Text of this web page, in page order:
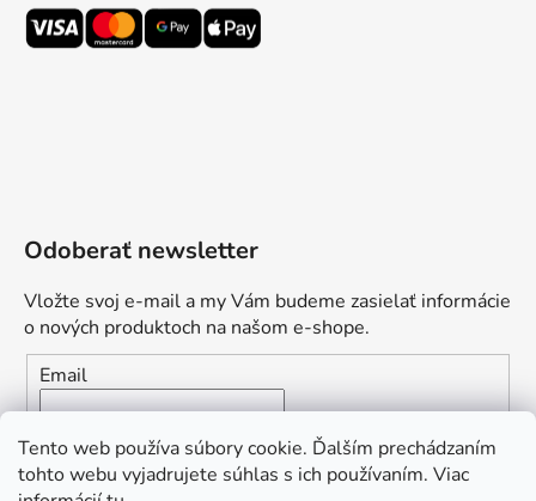
Tento web používa súbory cookie. Ďalším prechádzaním
tohto webu vyjadrujete súhlas s ich používaním. Viac
Odoberať newsletter
Vložte svoj e-mail a my Vám budeme zasielať informácie
o nových produktoch na našom e-shope.
Email
Vložením e-mailu súhlasíte s
podmienkami ochrany
osobných údajov